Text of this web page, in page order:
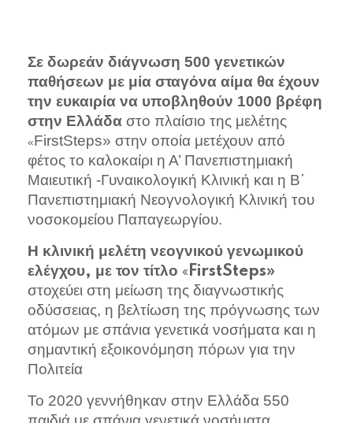
Σε δωρεάν διάγνωση 500 γενετικών
παθήσεων με μία σταγόνα αίμα θα έχουν
την ευκαιρία να υποβληθούν 1000 βρέφη
στην Ελλάδα στο πλαίσιο της μελέτης
«FirstSteps» στην οποία μετέχουν από
φέτος το καλοκαίρι η Α’ Πανεπιστημιακή
Μαιευτική -Γυναικολογική Κλινική και η Β΄
Πανεπιστημιακή Νεογνολογική Κλινική του
νοσοκομείου Παπαγεωργίου.
Η κλινική μελέτη νεογνικού γενωμικού
ελέγχου, με τον τίτλο « FirstSteps»
στοχεύει στη μείωση της διαγνωστικής
οδύσσειας, η βελτίωση της πρόγνωσης των
ατόμων με σπάνια γενετικά νοσήματα και η
σημαντική εξοικονόμηση πόρων για την
Πολιτεία
Το 2020 γεννήθηκαν στην Ελλάδα 550